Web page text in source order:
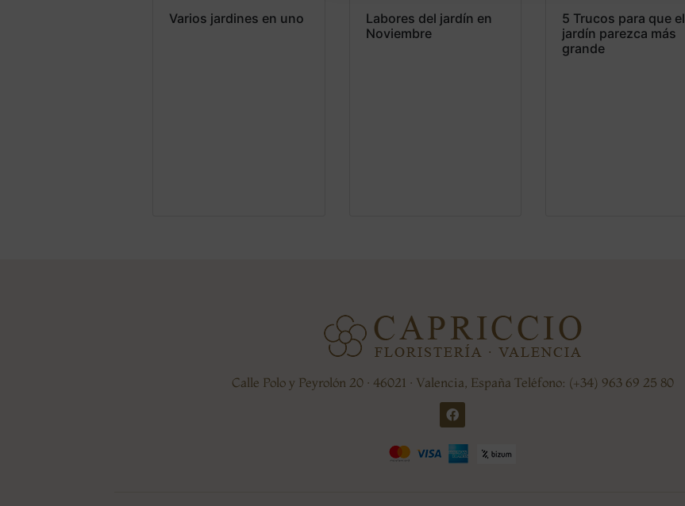
Varios jardines en uno
Labores del jardín en
Noviembre
5 Trucos para que el
jardín parezca más
grande
Calle Polo y Peyrolón 20 · 46021 · Valencia, España Teléfono: (+34) 963 69 25 80